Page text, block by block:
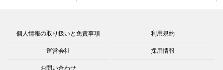
個人情報の取り扱いと免責事項 利用規約
運営会社 採用情報
お問い合わせ